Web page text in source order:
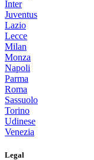
Inter
Juventus
Lazio
Lecce
Milan
Monza
Napoli
Parma
Roma
Sassuolo
Torino
Udinese
Venezia
Legal